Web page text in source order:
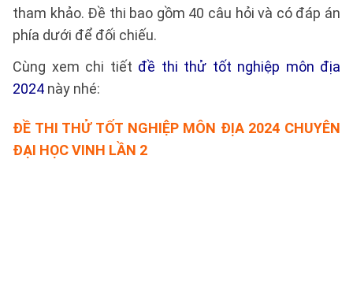
tham khảo. Đề thi bao gồm 40 câu hỏi và có đáp án
phía dưới để đối chiếu.
Cùng xem chi tiết đề thi thử tốt nghiệp môn địa
2024 này nhé:
ĐỀ THI THỬ TỐT NGHIỆP MÔN ĐỊA 2024 CHUYÊN
ĐẠI HỌC VINH LẦN 2